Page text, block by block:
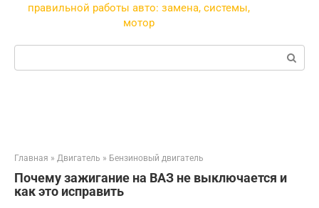
правильной работы авто: замена, системы,
мотор
Поиск:
Главная » Двигатель » Бензиновый двигатель
Почему зажигание на ВАЗ не выключается и
как это исправить